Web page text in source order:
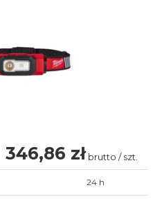
346,86 zł brutto / szt.
24 h